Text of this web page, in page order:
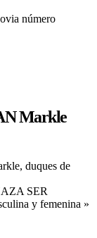
número
Markle
duques de